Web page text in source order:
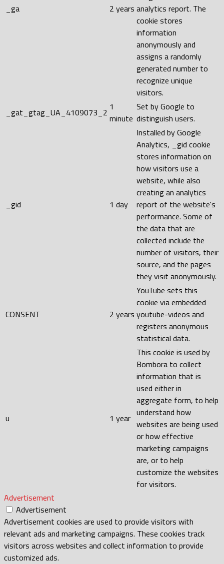
_ga 2 years analytics report. The
cookie stores
information
anonymously and
assigns a randomly
generated number to
recognize unique
visitors.
_gat_gtag_UA_4109073_2 1
minute
Set by Google to
distinguish users.
_gid 1 day
Installed by Google
Analytics, _gid cookie
stores information on
how visitors use a
website, while also
creating an analytics
report of the website's
performance. Some of
the data that are
collected include the
number of visitors, their
source, and the pages
they visit anonymously.
CONSENT 2 years
YouTube sets this
cookie via embedded
youtube-videos and
registers anonymous
statistical data.
u 1 year
This cookie is used by
Bombora to collect
information that is
used either in
aggregate form, to help
understand how
websites are being used
or how effective
marketing campaigns
are, or to help
customize the websites
for visitors.
Advertisement
Advertisement
Advertisement cookies are used to provide visitors with
relevant ads and marketing campaigns. These cookies track
visitors across websites and collect information to provide
customized ads.